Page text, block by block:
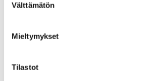
valinta
Välttämätön
Mieltymykset
Tilastot
Luvat ja valvonta
Ympäristöluvat
Ympäristöluvat ja